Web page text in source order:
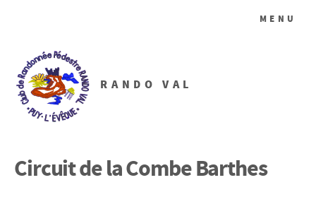
RANDO VAL
MENU
Circuit de la Combe Barthes